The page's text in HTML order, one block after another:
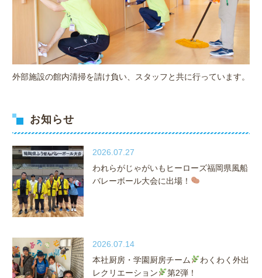
外部施設の館内清掃を請け負い、スタッフと共に行っています。
お知らせ
2026.07.27
われらがじゃがいもヒーローズ福岡県風船
バレーボール大会に出場！
2026.07.14
本社厨房・学園厨房チーム
わくわく外出
レクリエーション
第2弾！